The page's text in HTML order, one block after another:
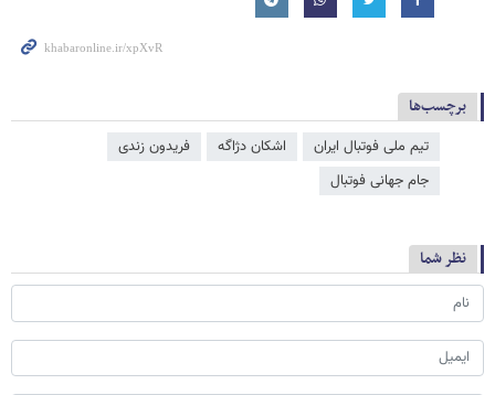
برچسب‌ها
تیم ملی فوتبال ایران اشکان دژاگه
فریدون زندی
جام جهانی فوتبال
نظر شما